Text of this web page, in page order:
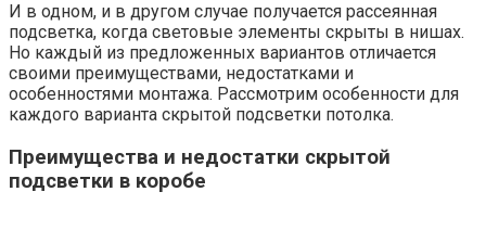
И в одном, и в другом случае получается рассеянная
подсветка, когда световые элементы скрыты в нишах.
Но каждый из предложенных вариантов отличается
своими преимуществами, недостатками и
особенностями монтажа. Рассмотрим особенности для
каждого варианта скрытой подсветки потолка.
Преимущества и недостатки скрытой
подсветки в коробе